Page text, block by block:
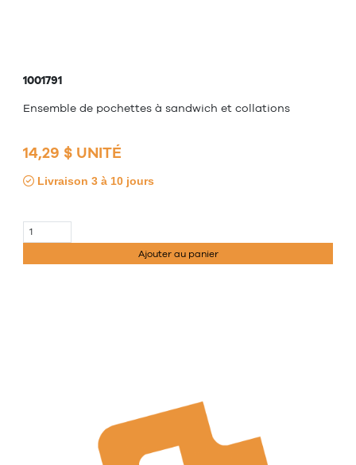
1001791
Ensemble de pochettes à sandwich et collations
14,29 $ UNITÉ
Livraison 3 à 10 jours
Ajouter au panier